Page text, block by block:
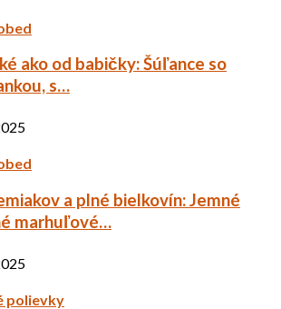
ako od babičky: Šúľance so
s…
a plné bielkovín: Jemné
marhuľové…
polievky